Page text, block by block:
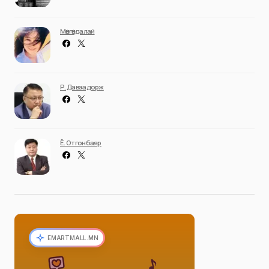
Мөнгөндалай
Р. Даваадорж
Ё. Отгонбаяр
EMARTMALL.MN